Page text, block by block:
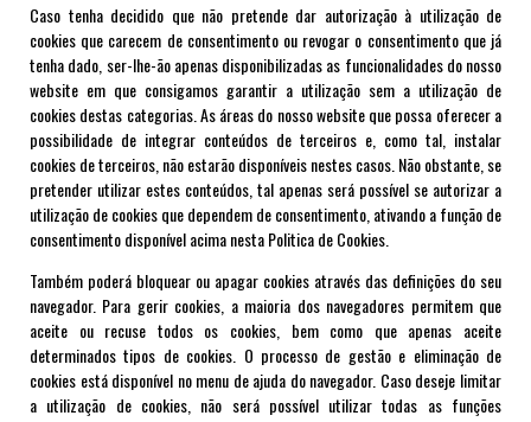
Caso tenha decidido que não pretende dar autorização à utilização de
cookies que carecem de consentimento ou revogar o consentimento que já
tenha dado, ser-lhe-ão apenas disponibilizadas as funcionalidades do nosso
website em que consigamos garantir a utilização sem a utilização de
cookies destas categorias. As áreas do nosso website que possa oferecer a
possibilidade de integrar conteúdos de terceiros e, como tal, instalar
cookies de terceiros, não estarão disponíveis nestes casos. Não obstante, se
pretender utilizar estes conteúdos, tal apenas será possível se autorizar a
utilização de cookies que dependem de consentimento, ativando a função de
consentimento disponível acima nesta Politica de Cookies.
Também poderá bloquear ou apagar cookies através das definições do seu
navegador. Para gerir cookies, a maioria dos navegadores permitem que
aceite ou recuse todos os cookies, bem como que apenas aceite
determinados tipos de cookies. O processo de gestão e eliminação de
cookies está disponível no menu de ajuda do navegador. Caso deseje limitar
a utilização de cookies, não será possível utilizar todas as funções